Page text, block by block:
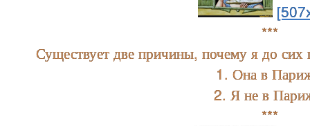
***
Существует две причины, почему я до
1. Она в
2. Я не в
***